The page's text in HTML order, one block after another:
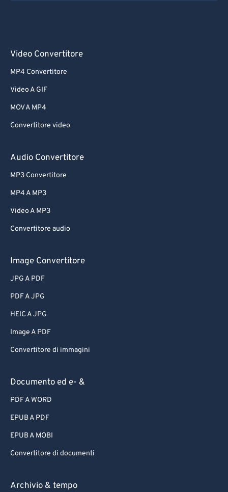
Video Convertitore
MP4 Convertitore
Video A GIF
MOV A MP4
Convertitore video
Audio Convertitore
MP3 Convertitore
MP4 A MP3
Video A MP3
Convertitore audio
Image Convertitore
JPG A PDF
PDF A JPG
HEIC A JPG
Image A PDF
Convertitore di immagini
Documento ed e- &
PDF A WORD
EPUB A PDF
EPUB A MOBI
Convertitore di documenti
Archivio & tempo